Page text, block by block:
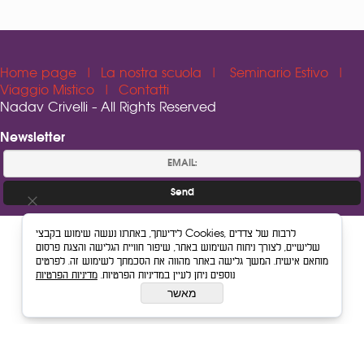
Home page | La nostra scuola | Seminario Estivo
|
Viaggio Mistico
| Contatti
Nadav Crivelli - All Rights Reserved
Newsletter
Web Design
לידיעתך, באתרנו נעשה שימוש בקבצי Cookies, לרבות של צדדים
שלישיים, לצורך ניתוח השימוש באתר, שיפור חוויית הגלישה והצגת פרסום
מותאם אישית. המשך גלישה באתר מהווה את הסכמתך לשימוש זה. לפרטים
נוספים ניתן לעיין במדיניות הפרטיות.מדיניות הפרטיות
מאשר